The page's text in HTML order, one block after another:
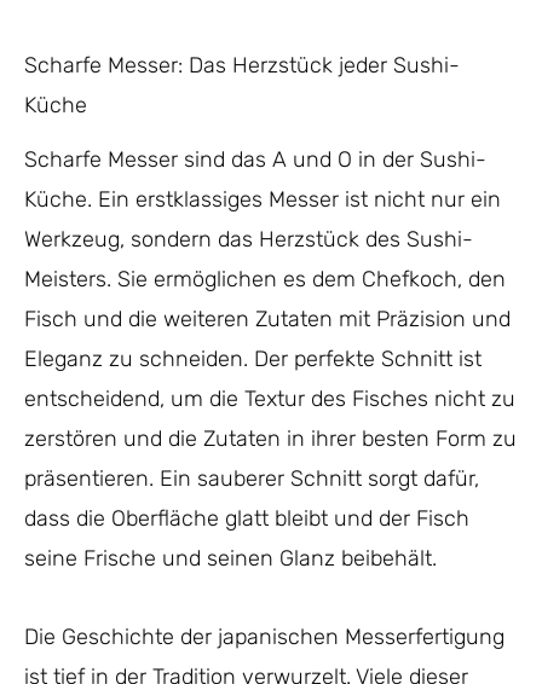
Scharfe Messer: Das Herzstück jeder Sushi-
Küche
Scharfe Messer sind das A und O in der Sushi-
Küche. Ein erstklassiges Messer ist nicht nur ein
Werkzeug, sondern das Herzstück des Sushi-
Meisters. Sie ermöglichen es dem Chefkoch, den
Fisch und die weiteren Zutaten mit Präzision und
Eleganz zu schneiden. Der perfekte Schnitt ist
entscheidend, um die Textur des Fisches nicht zu
zerstören und die Zutaten in ihrer besten Form zu
präsentieren. Ein sauberer Schnitt sorgt dafür,
dass die Oberfläche glatt bleibt und der Fisch
seine Frische und seinen Glanz beibehält.
Die Geschichte der japanischen Messerfertigung
ist tief in der Tradition verwurzelt. Viele dieser